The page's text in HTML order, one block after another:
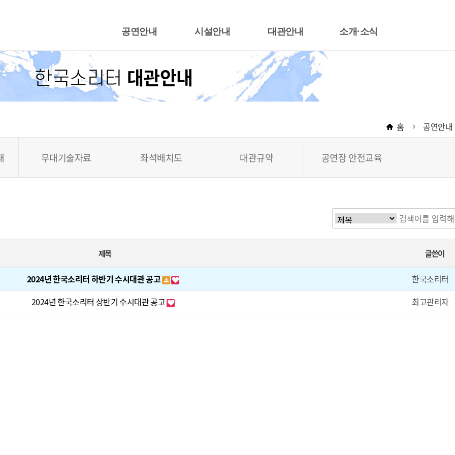
공연안내
행사캘린더
공연일정
시설안내
야외공연장
어울림광장
대관안내
대관절차
대관료안내
대관신청서식안내
공연장 안전교육
소개·소식
한국소리터 대관안내
무대기술자료 좌석배치도 대관규약 공연장 안전교육
홈 공연안내
제목 글쓴이
2024년 한국소리터 하반기 수시대관 공고
한국소리터
2024년 한국소리터 상반기 수시대관 공고
최고관리자